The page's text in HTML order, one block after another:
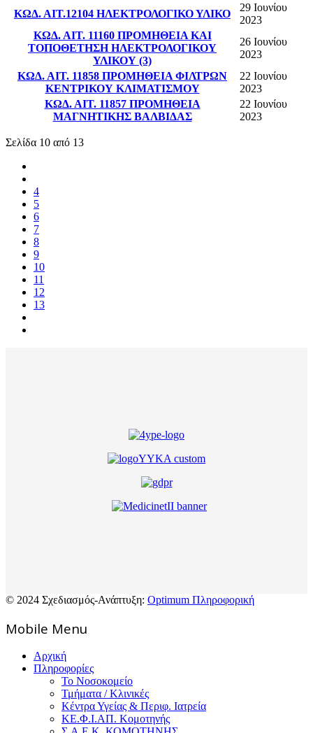
ΚΩΔ. ΑΙΤ.12104 ΗΛΕΚΤΡΟΛΟΓΙΚΟ ΥΛΙΚΟ
29 Ιουνίου
2023
ΚΩΔ. ΑΙΤ. 11160 ΠΡΟΜΗΘΕΙΑ ΚΑΙ
ΤΟΠΟΘΕΤΗΣΗ ΗΛΕΚΤΡΟΛΟΓΙΚΟΥ
ΥΛΙΚΟΥ (3)
26 Ιουνίου
2023
ΚΩΔ. ΑΙΤ. 11858 ΠΡΟΜΗΘΕΙΑ ΦΙΛΤΡΩΝ
ΚΕΝΤΡΙΚΟΥ ΚΛΙΜΑΤΙΣΜΟΥ
22 Ιουνίου
2023
ΚΩΔ. ΑΙΤ. 11857 ΠΡΟΜΗΘΕΙΑ
ΜΑΓΝΗΤΙΚΗΣ ΒΑΛΒΙΔΑΣ
22 Ιουνίου
2023
Σελίδα 10 από 13
4
5
6
7
8
9
10
11
12
13
© 2024 Σχεδιασμός-Ανάπτυξη: Optimum Πληροφορική
Mοbile Menu
Αρχική
Πληροφορίες
Το Νοσοκομείο
Τμήματα / Κλινικές
Κέντρα Υγείας & Περιφ. Ιατρεία
ΚΕ.Φ.Ι.ΑΠ. Κομοτηνής